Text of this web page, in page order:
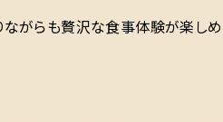
ながらも贅沢な食事体験が楽し